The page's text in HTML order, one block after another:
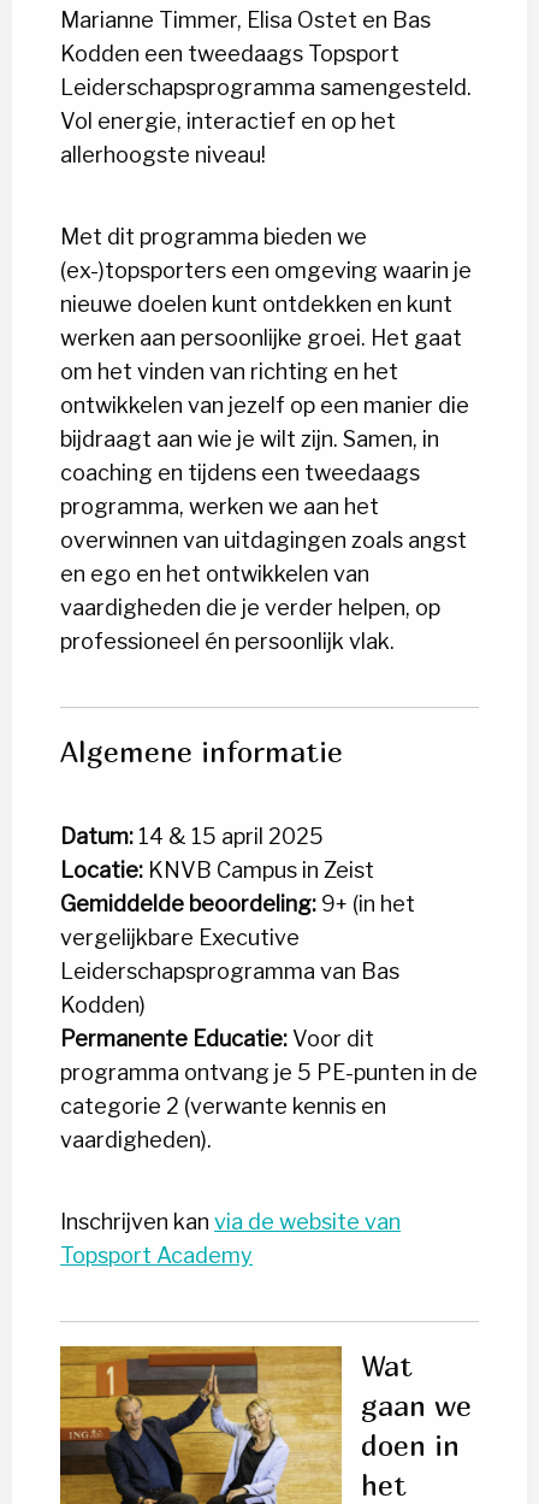
Marianne Timmer, Elisa Ostet en Bas
Kodden een tweedaags Topsport
Leiderschapsprogramma samengesteld.
Vol energie, interactief en op het
allerhoogste niveau!
Met dit programma bieden we
(ex-)topsporters een omgeving waarin je
nieuwe doelen kunt ontdekken en kunt
werken aan persoonlijke groei. Het gaat
om het vinden van richting en het
ontwikkelen van jezelf op een manier die
bijdraagt aan wie je wilt zijn. Samen, in
coaching en tijdens een tweedaags
programma, werken we aan het
overwinnen van uitdagingen zoals angst
en ego en het ontwikkelen van
vaardigheden die je verder helpen, op
professioneel én persoonlijk vlak.
Algemene informatie
Datum: 14 & 15 april 2025
Locatie: KNVB Campus in Zeist
Gemiddelde beoordeling: 9+ (in het
vergelijkbare Executive
Leiderschapsprogramma van Bas
Kodden)
Permanente Educatie: Voor dit
programma ontvang je 5 PE-punten in de
categorie 2 (verwante kennis en
vaardigheden).
Inschrijven kan via de website van
Topsport Academy
Wat
gaan we
doen in
het